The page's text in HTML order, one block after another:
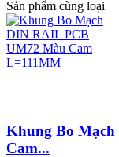
Sản phẩm cùng loại
Khung Bo
Cam...